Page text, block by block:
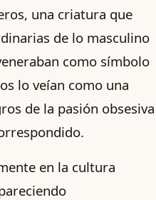
una criatura que
de lo masculino
como símbolo
lo veían como una
de la pasión obsesiva
en la cultura